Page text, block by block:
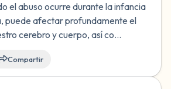
el abuso ocurre durante la infancia
puede afectar profundamente el
cerebro y cuerpo, así co...
Compartir